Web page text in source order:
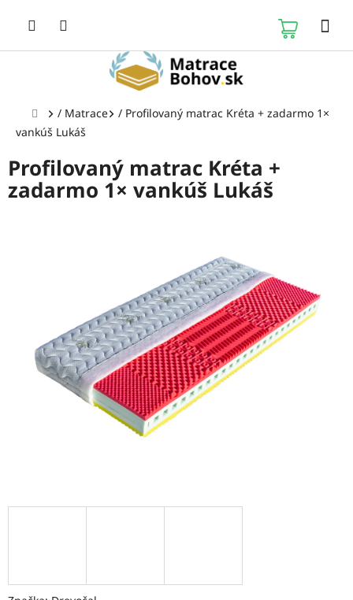
Domov
/ Matrace / Profilovaný matrac Kréta + zadarmo 1×
vankúš Lukáš
Profilovaný matrac Kréta +
zadarmo 1× vankúš Lukáš